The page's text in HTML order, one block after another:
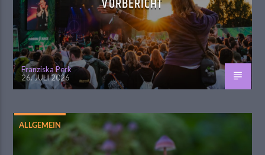
Franziska Perk
26. JULI 2026
ALLGEMEIN